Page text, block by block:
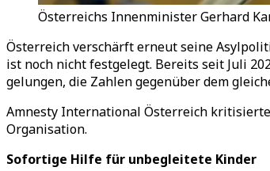
Österreichs Innenminister Gerhard
Österreich verschärft erneut seine
ist noch nicht festgelegt. Bereits seit Juli
gelungen, die Zahlen gegenüber dem
Amnesty International Österreich
Organisation.
Sofortige Hilfe für unbegleitete Kinder